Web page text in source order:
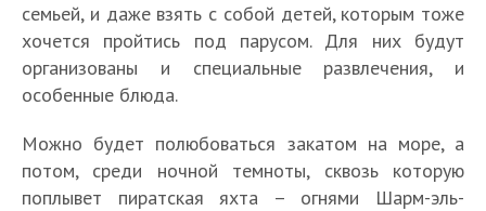
семьей, и даже взять с собой детей, которым тоже
хочется пройтись под парусом. Для них будут
организованы и специальные развлечения, и
особенные блюда.
Можно будет полюбоваться закатом на море, а
потом, среди ночной темноты, сквозь которую
поплывет пиратская яхта – огнями Шарм-эль-